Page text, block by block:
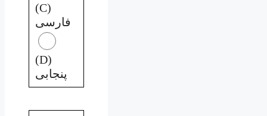
(C)
فارسی
(D)
پنجابی